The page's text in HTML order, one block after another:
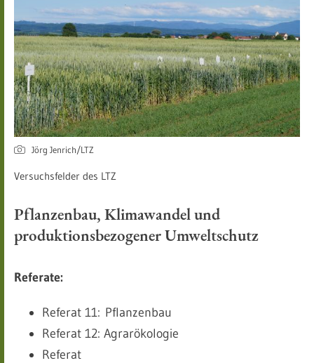
Jörg Jenrich/LTZ
Versuchsfelder des LTZ
Pflanzenbau, Klimawandel und
produktionsbezogener Umweltschutz
Referate:
Referat 11: Pflanzenbau
Referat 12: Agrarökologie
Referat